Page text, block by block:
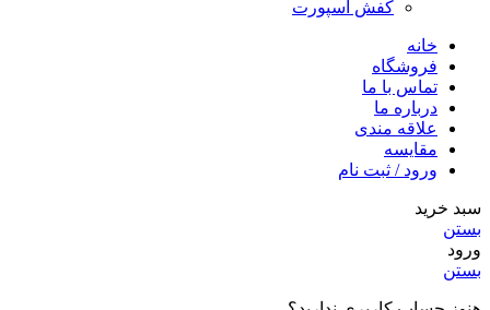
کفش اسپورت
خانه
فروشگاه
تماس با ما
درباره ما
علاقه مندی
مقایسه
ورود / ثبت نام
سبد خرید
بستن
ورود
بستن